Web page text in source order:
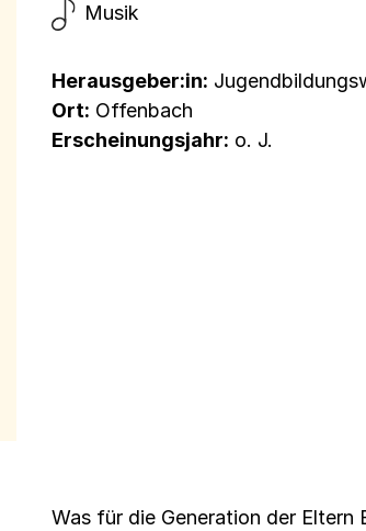
Musik
Herausgeber:in:
Ort: Offenbach
Erscheinungsjahr: o. J.
Was für die Generation der